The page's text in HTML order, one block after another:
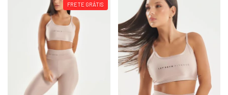
FRETE GRÁTIS